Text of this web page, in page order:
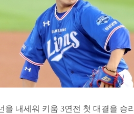
을 내세워 키움 3연전 첫 대결을 승